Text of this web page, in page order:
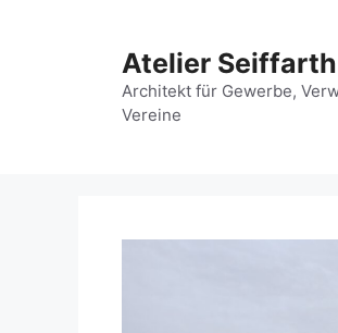
Atelier Seiffarth
Architekt für Gewerbe,
Vereine